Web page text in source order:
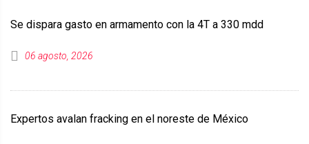
Se dispara gasto en armamento con la 4T a 330 mdd
06 agosto, 2026
Expertos avalan fracking en el noreste de México